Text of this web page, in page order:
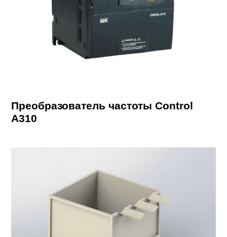
Преобразователь частоты Control
A310